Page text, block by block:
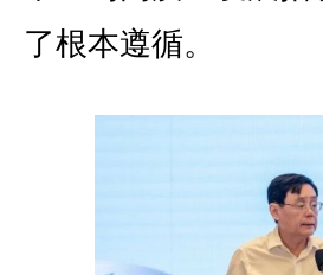
了根本遵循。